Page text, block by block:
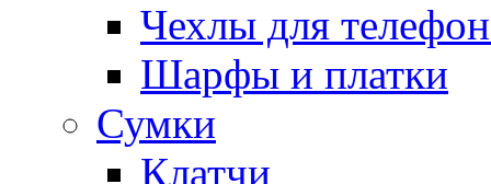
Чехлы для
Шарфы и платки
Сумки
Клатчи